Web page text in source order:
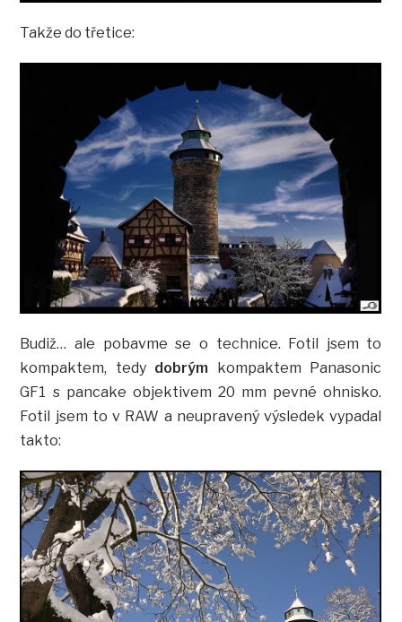
Takže do třetice:
Budiž… ale pobavme se o technice. Fotil jsem to
kompaktem, tedy dobrým kompaktem Panasonic
GF1 s pancake objektivem 20 mm pevné ohnisko.
Fotil jsem to v RAW a neupravený výsledek vypadal
takto: